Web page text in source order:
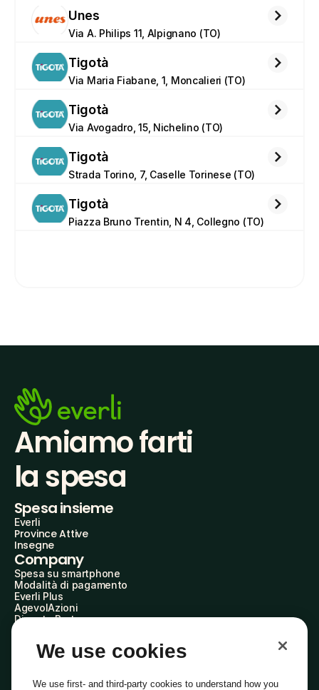
Unes
Via A. Philips 11, Alpignano (TO)
Tigotà
Via Maria Fiabane, 1, Moncalieri (TO)
Tigotà
Via Avogadro, 15, Nichelino (TO)
Tigotà
Strada Torino, 7, Caselle Torinese (TO)
Tigotà
Piazza Bruno Trentin, N 4, Collegno (TO)
Amiamo farti
la spesa
Spesa insieme
Everli
Province Attive
Insegne
Company
Spesa su smartphone
Modalità di pagamento
Everli Plus
AgevolAzioni
Diventa Partner
Everli Shoppers
About Us
Everli News
We use cookies
We use first- and third-party cookies to understand how you